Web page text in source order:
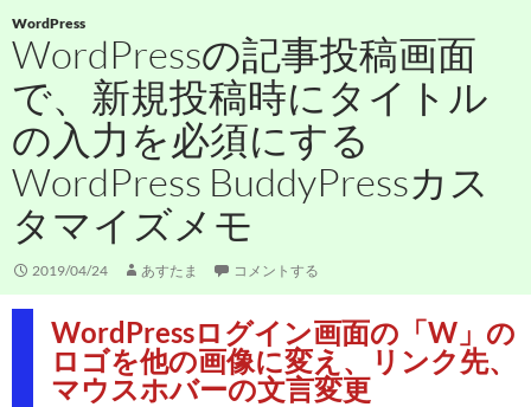
WordPress
WordPressの記事投稿画面
で、新規投稿時にタイトル
の入力を必須にする
WordPress BuddyPressカス
タマイズメモ
2019/04/24 あすたま コメントする
WordPressログイン画面の「W」の
ロゴを他の画像に変え、リンク先、
マウスホバーの文言変更